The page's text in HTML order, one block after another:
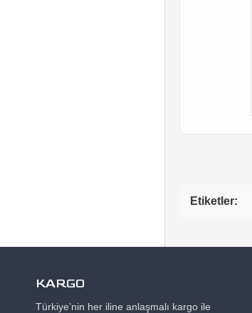
Etiketler:
KARGO
Türkiye’nin her iline anlaşmalı kargo ile